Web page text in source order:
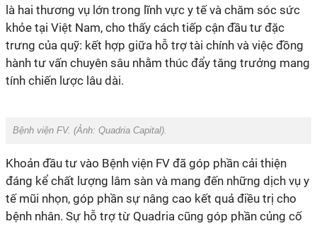
là hai thương vụ lớn trong lĩnh vực y tế và chăm sóc sức
khỏe tại Việt Nam, cho thấy cách tiếp cận đầu tư đặc
trưng của quỹ: kết hợp giữa hỗ trợ tài chính và việc đồng
hành tư vấn chuyên sâu nhằm thúc đẩy tăng trưởng mang
tính chiến lược lâu dài.
Bệnh viện FV. (Ảnh: Quadria Capital).
Khoản đầu tư vào Bệnh viện FV đã góp phần cải thiện
đáng kể chất lượng lâm sàn và mang đến những dịch vụ y
tế mũi nhọn, góp phần sự nâng cao kết quả điều trị cho
bệnh nhân. Sự hỗ trợ từ Quadria cũng góp phần củng cố